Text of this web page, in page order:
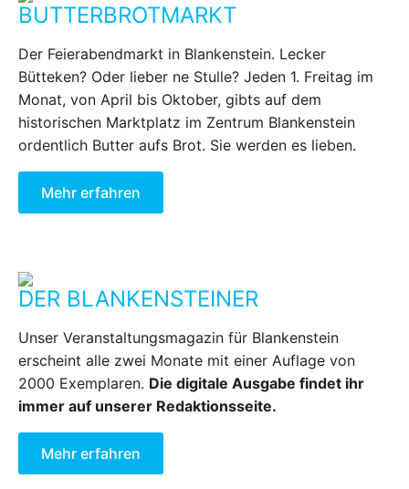
BUTTERBROTMARKT
Der Feierabendmarkt in Blankenstein. Lecker
Bütteken? Oder lieber ne Stulle? Jeden 1. Freitag im
Monat, von April bis Oktober, gibts auf dem
historischen Marktplatz im Zentrum Blankenstein
ordentlich Butter aufs Brot. Sie werden es lieben.
Mehr erfahren
DER BLANKENSTEINER
Unser Veranstaltungsmagazin für Blankenstein
erscheint alle zwei Monate mit einer Auflage von
2000 Exemplaren. Die digitale Ausgabe findet ihr
immer auf unserer Redaktionsseite.
Mehr erfahren